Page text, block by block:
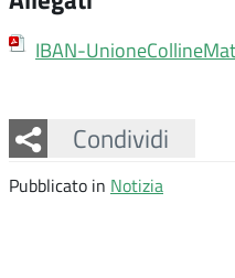
IBAN-
Condividi
Facebook
Twitter
Whatsapp
Pubblicato in Notizia